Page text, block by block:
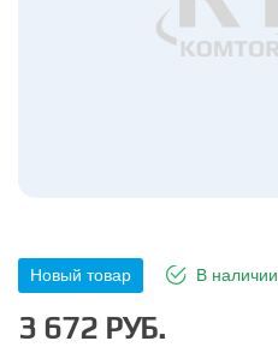
Новый товар В наличии
3 672 РУБ.